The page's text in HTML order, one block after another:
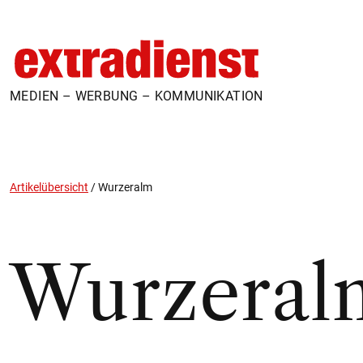
MEDIEN – WERBUNG – KOMMUNIKATION
Artikelübersicht /Wurzeralm